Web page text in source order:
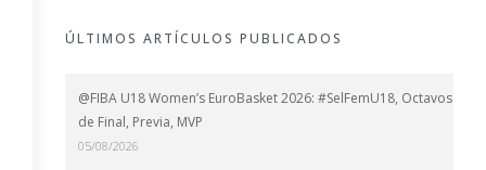
ÚLTIMOS ARTÍCULOS PUBLICADOS
@FIBA U18 Women’s EuroBasket 2026: #SelFemU18, Octavos
de Final, Previa, MVP
05/08/2026